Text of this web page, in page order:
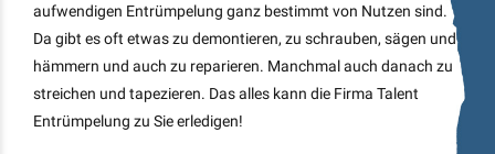
aufwendigen Entrümpelung ganz bestimmt von Nutzen sind.
Da gibt es oft etwas zu demontieren, zu schrauben, sägen und
hämmern und auch zu reparieren. Manchmal auch danach zu
streichen und tapezieren. Das alles kann die Firma Talent
Entrümpelung zu Sie erledigen!